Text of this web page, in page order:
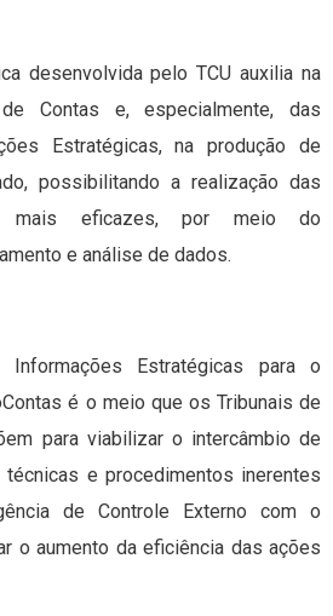
desenvolvida pelo TCU auxilia na
Contas e, especialmente, das
Estratégicas, na produção de
possibilitando a realização das
mais eficazes, por meio do
e análise de dados.
Estratégicas para o
é o meio que os Tribunais de
para viabilizar o intercâmbio de
técnicas e procedimentos inerentes
de Controle Externo com o
o aumento da eficiência das ações